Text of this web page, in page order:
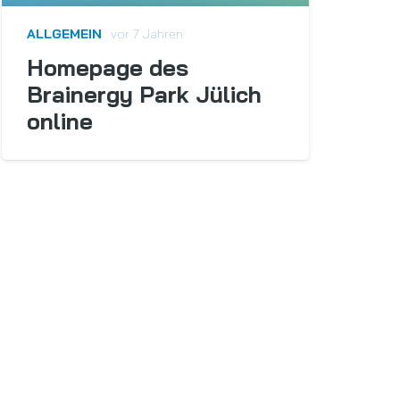
ALLGEMEIN vor 7 Jahren
Homepage des
Brainergy Park Jülich
online